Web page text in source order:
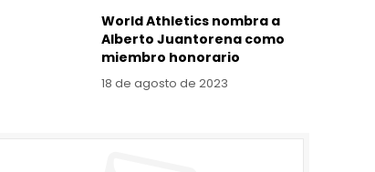
World Athletics nombra a
Alberto Juantorena como
miembro honorario
18 de agosto de 2023